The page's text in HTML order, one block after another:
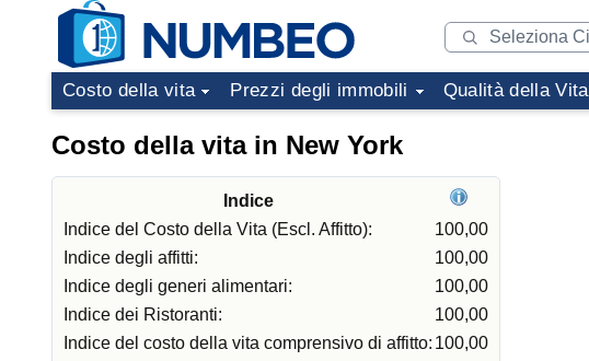
Costo della vita Prezzi degli immobili Qualità della Vita
Costo della vita in New York
Indice
Indice del Costo della Vita (Escl. Affitto):
100,00
Indice degli affitti:
100,00
Indice degli generi alimentari:
100,00
Indice dei Ristoranti:
100,00
Indice del costo della vita comprensivo di affitto: 100,00